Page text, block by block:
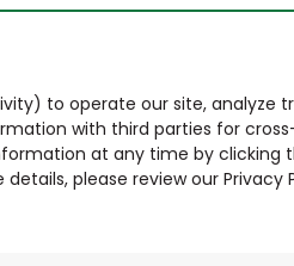
to operate our site, analyze
with third parties for
at any time by clicking
please review our Privacy